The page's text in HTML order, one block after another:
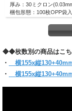
厚み：30ミクロン
梱包形態：100枚OPP袋
CDジュエルケース
大切なCDの保管、保護
ません。
ワンタッチで封のできる
まとわり付きのない帯電
(お入れになりたい商品
◆◆枚数別の商品はこ
・
横155x縦
・
横155x縦